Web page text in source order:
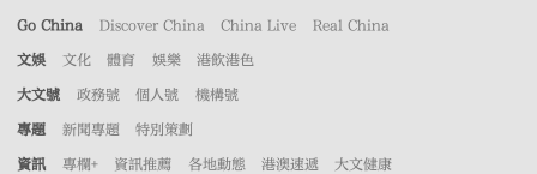
Go China Discover China China Live Real China
文娛 文化 體育 娛樂 港飲港色
大文號 政務號 個人號 機構號
專題 新聞專題 特別策劃
資訊 專欄+ 資訊推薦 各地動態 港澳速遞 大文健康